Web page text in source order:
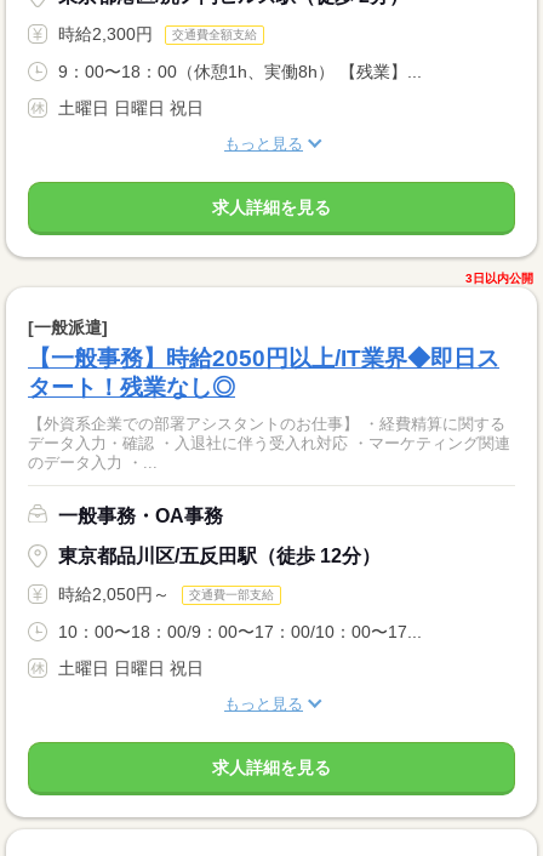
時給2,300円 交通費全額支給
9：00〜18：00（休憩1h、実働8h） 【残業】...
土曜日 日曜日 祝日
もっと見る
求人詳細を見る
3日以内公開
[一般派遣]
【一般事務】時給2050円以上/IT業界◆即日ス
タート！残業なし◎
【外資系企業での部署アシスタントのお仕事】 ・経費精算に関する
データ入力・確認 ・入退社に伴う受入れ対応 ・マーケティング関連
のデータ入力 ・...
一般事務・OA事務
東京都品川区/五反田駅（徒歩 12分）
時給2,050円～ 交通費一部支給
10：00〜18：00/9：00〜17：00/10：00〜17...
土曜日 日曜日 祝日
もっと見る
求人詳細を見る